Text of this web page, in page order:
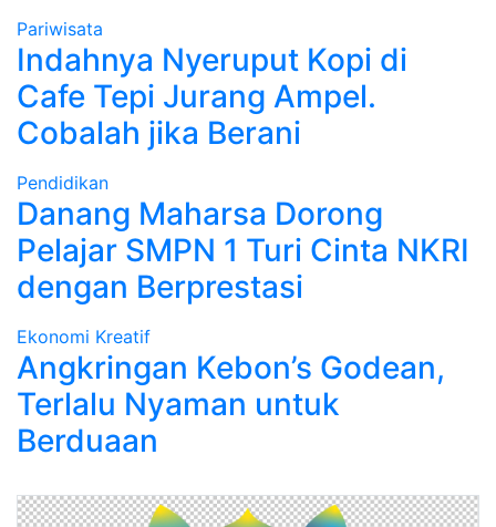
Pariwisata
Indahnya Nyeruput Kopi di
Cafe Tepi Jurang Ampel.
Cobalah jika Berani
Pendidikan
Danang Maharsa Dorong
Pelajar SMPN 1 Turi Cinta NKRI
dengan Berprestasi
Ekonomi Kreatif
Angkringan Kebon’s Godean,
Terlalu Nyaman untuk
Berduaan